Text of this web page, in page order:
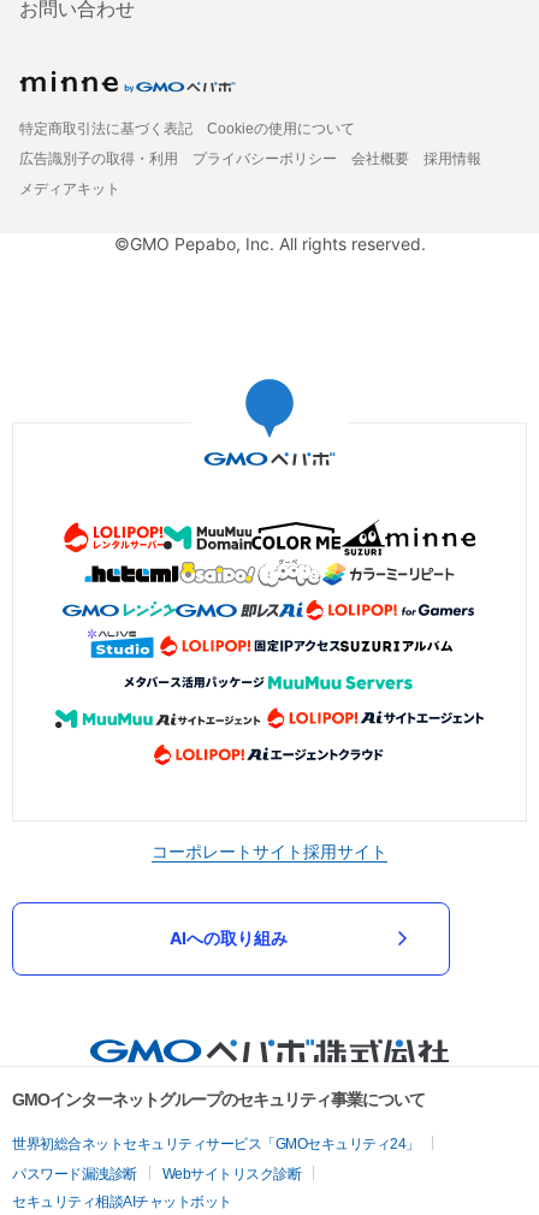
お問い合わせ
特定商取引法に基づく表記
Cookieの使用について
広告識別子の取得・利用
プライバシーポリシー 会社概要
採用情報
メディアキット
©GMO Pepabo, Inc. All rights reserved.
コーポレートサイト採用サイト
AIへの取り組み
GMOインターネットグループのセキュリティ事業について
世界初総合ネットセキュリティサービス「GMOセキュリティ24」
パスワード漏洩診断
Webサイトリスク診断
セキュリティ相談AIチャットボット